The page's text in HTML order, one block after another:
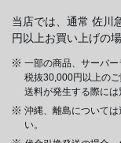
当店では、通常 佐川
円以上お買い上げの
一部の商品、サーバー
税抜30,000円以上の
送料が発生する際には
沖縄、離島について
い。